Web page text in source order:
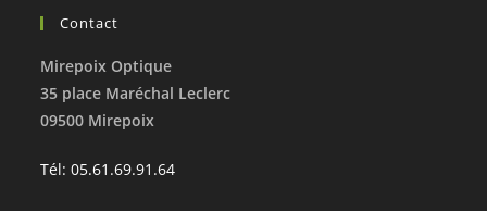
Contact
Mirepoix Optique
35 place Maréchal Leclerc
09500 Mirepoix
Tél: 05.61.69.91.64